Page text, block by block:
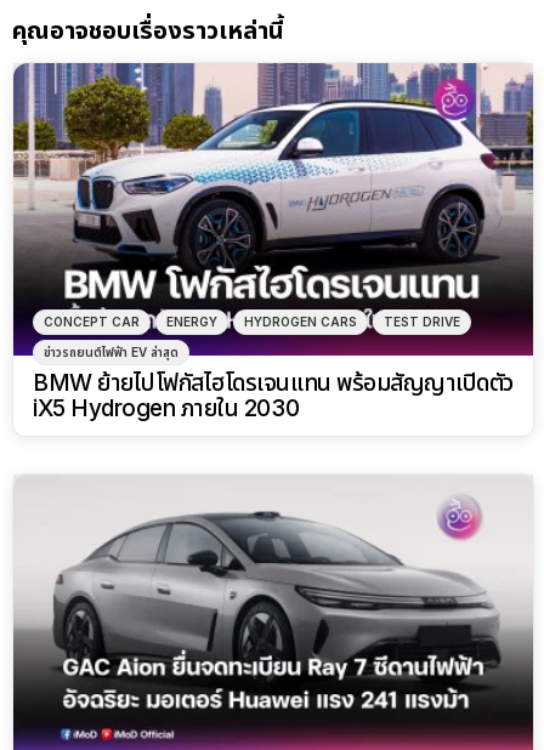
คุณอาจชอบเรื่องราวเหล่านี้
CONCEPT CAR ENERGY HYDROGEN CARS TEST DRIVE
ข่าวรถยนต์ไฟฟ้า EV ล่าสุด
BMW ย้ายไปโฟกัสไฮโดรเจนแทน พร้อมสัญญาเปิดตัว
iX5 Hydrogen ภายใน 2030